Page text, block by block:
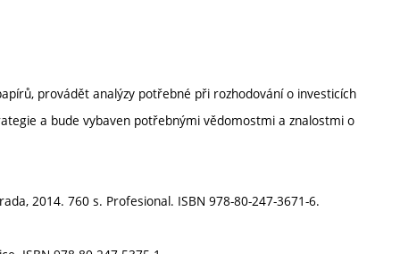
provádět analýzy potřebné při rozhodování o investicích
a bude vybaven potřebnými vědomostmi a znalostmi o
2014. 760 s. Profesional. ISBN 978-80-247-3671-6.